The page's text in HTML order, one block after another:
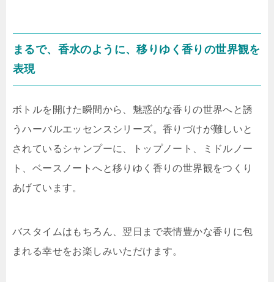
まるで、香水のように、移りゆく香りの世界観を
表現
ボトルを開けた瞬間から、魅惑的な香りの世界へと誘
うハーバルエッセンスシリーズ。香りづけが難しいと
されているシャンプーに、トップノート、ミドルノー
ト、ベースノートへと移りゆく香りの世界観をつくり
あげています。
バスタイムはもちろん、翌日まで表情豊かな香りに包
まれる幸せをお楽しみいただけます。